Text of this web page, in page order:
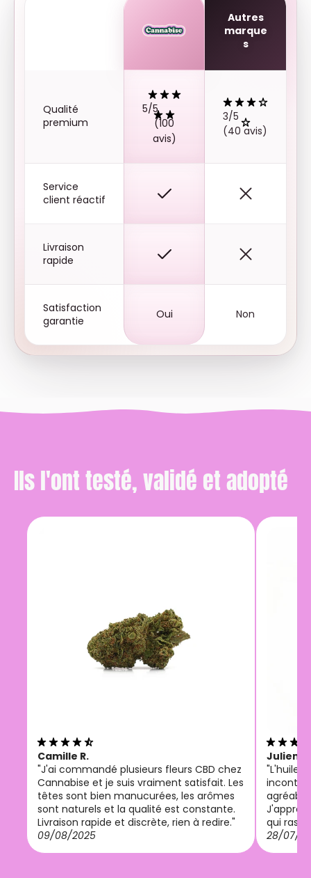
Autres
marque
s
Qualité
premium
5/5
(100
avis)
3/5
(40 avis)
Service
client réactif
Livraison
rapide
Satisfaction
garantie
Oui Non
Ils l'ont testé, validé et adopté
Camille R.
"J'ai commandé plusieurs fleurs CBD chez
Cannabise et je suis vraiment satisfait. Les
têtes sont bien manucurées, les arômes
sont naturels et la qualité est constante.
Livraison rapide et discrète, rien à redire."
09/08/2025
Julien
"L'huile
qui
28/07/